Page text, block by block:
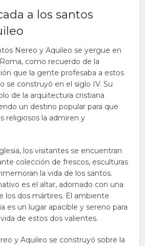
a los santos
Nereo y Aquileo se yergue en
como recuerdo de la
que la gente profesaba a estos
se construyó en el siglo IV. Su
de la arquitectura cristiana
un destino popular para que
religiosos la admiren y
los visitantes se encuentran
colección de frescos, esculturas
la vida de los santos.
es el altar, adornado con una
los dos mártires. El ambiente
es un lugar apacible y sereno para
de estos dos valientes.
y Aquileo se construyó sobre la